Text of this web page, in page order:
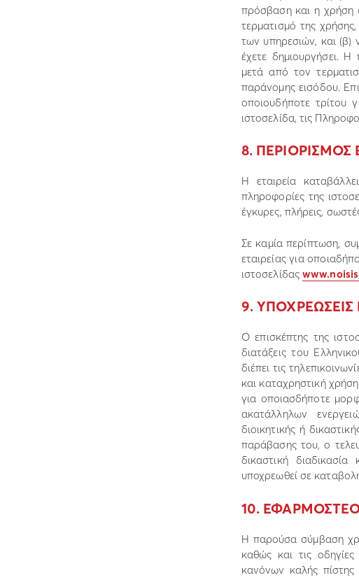
πρόσβαση και η χρήση
τερµατισµό της
των υπηρεσιών, και (β)
έχετε δηµιουργήσει.
µετά από τον
παράνοµης εισόδου.
οποιουδήποτε τρίτου
ιστοσελίδα, τις
8.
Η εταιρεία
πληροφορίες της
έγκυρες, πλήρεις,
Σε καµία περίπτωση,
εταιρείας για
ιστοσελίδας
9. ΥΠΟΧΡΕΩΣΕΙΣ
Ο επισκέπτης της
διατάξεις του
διέπει τις
και καταχρηστική
για οποιασδήποτε
ακατάλληλων
διοικητικής ή
παράβασης του, ο
δικαστική
υποχρεωθεί σε
10. ΕΦΑΡΜΟΣΤΕΟ
Η παρούσα σύµβαση
καθώς και τις
κανόνων καλής